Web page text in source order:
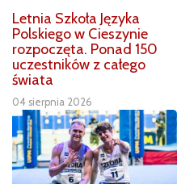
Letnia Szkoła Języka
Polskiego w Cieszynie
rozpoczęta. Ponad 150
uczestników z całego
świata
04 sierpnia 2026